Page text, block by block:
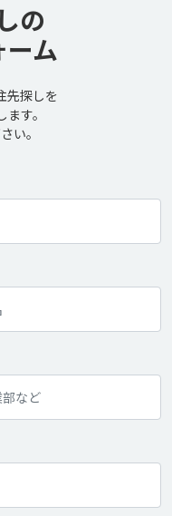
の
ーム
先探しを
す。
い。